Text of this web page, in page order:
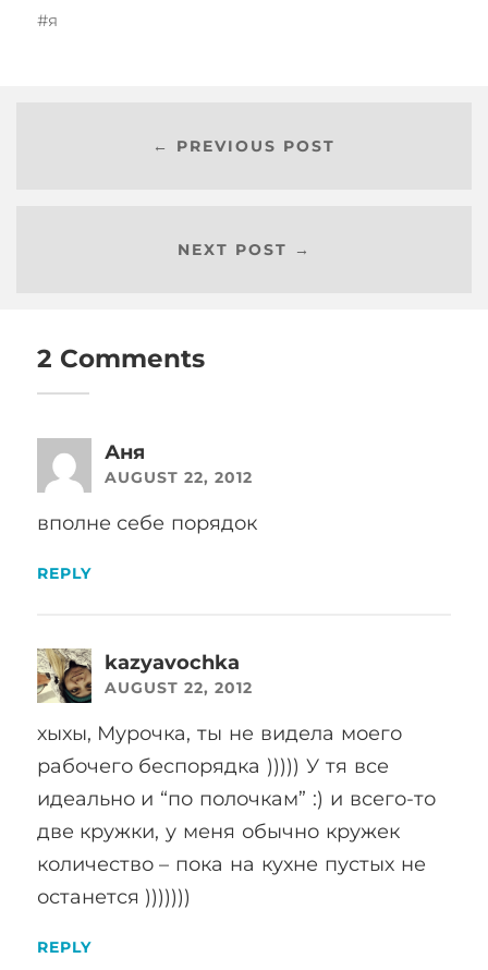
я
← PREVIOUS POST
NEXT POST →
2 Comments
Аня
AUGUST 22, 2012
вполне себе порядок
REPLY
kazyavochka
AUGUST 22, 2012
хыхы, Мурочка, ты не видела моего
рабочего беспорядка ))))) У тя все
идеально и “по полочкам” :) и всего-то
две кружки, у меня обычно кружек
количество – пока на кухне пустых не
останется )))))))
REPLY